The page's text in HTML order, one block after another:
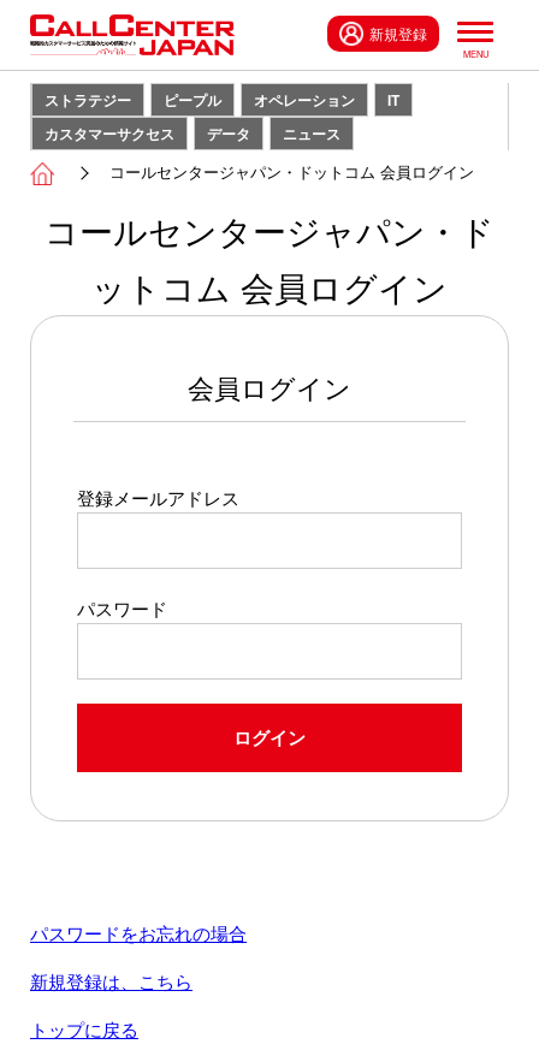
新規登録
ストラテジー ピープル オペレーション
IT
カスタマーサクセス
データ ニュース
コールセンタージャパン・ドットコム 会員ログイン
コールセンタージャパン・ド
ットコム 会員ログイン
会員ログイン
登録メールアドレス
パスワード
ログイン
パスワードをお忘れの場合
新規登録は、こちら
トップに戻る